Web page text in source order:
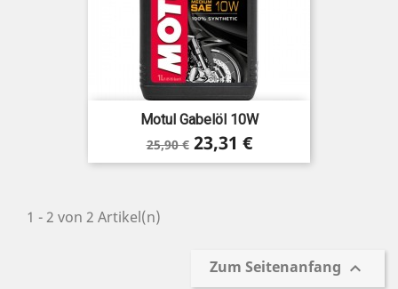
Motul Gabelöl 10W
Verkaufspreis
25,90 € Preis
23,31 €
1 - 2 von 2 Artikel(n)
Zum Seitenanfang 